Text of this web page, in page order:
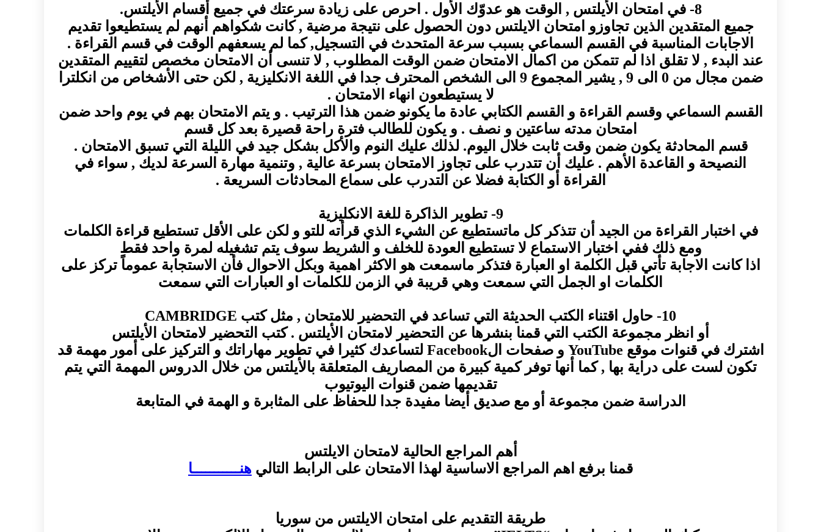
8- في امتحان الأيلتس , الوقت هو عدوّك الأول . احرص على زيادة سرعتك في جميع أقسام الأيلتس.
جميع المتقدين الذين تجاوزو امتحان الايلتس دون الحصول على نتيجة مرضية , كانت شكواهم أنهم لم يستطيعوا تقديم
الاجابات المناسبة في القسم السماعي بسبب سرعة المتحدث في التسجيل, كما لم يسعفهم الوقت في قسم القراءة .
عند البدء , لا تقلق اذا لم تتمكن من اكمال الامتحان ضمن الوقت المطلوب , لا تنسى أن الامتحان مخصص لتقييم المتقدين
ضمن مجال من 0 الى 9 , يشير المجموع 9 الى الشخص المحترف جدا في اللغة الانكليزية , لكن حتى الأشخاص من انكلترا
لا يستيطعون انهاء الامتحان .
القسم السماعي وقسم القراءة و القسم الكتابي عادة ما يكونو ضمن هذا الترتيب . و يتم الامتحان بهم في يوم واحد ضمن
امتحان مدته ساعتين و نصف . و يكون للطالب فترة راحة قصيرة بعد كل قسم
قسم المحادثة يكون ضمن وقت ثابت خلال اليوم. لذلك عليك النوم والأكل بشكل جيد في الليلة التي تسبق الامتحان .
النصيحة و القاعدة الأهم . عليك أن تتدرب على تجاوز الامتحان بسرعة عالية , وتنمية مهارة السرعة لديك , سواء في
القراءة أو الكتابة فضلا عن التدرب على سماع المحادثات السريعة .
9- تطوير الذاكرة للغة الانكليزية
في اختبار القراءة من الجيد أن تتذكر كل ماتستطيع عن الشيء الذي قرأته للتو و لكن على الأقل تستطيع قراءة الكلمات
ومع ذلك ففي اختبار الاستماع لا تستطيع العودة للخلف و الشريط سوف يتم تشغيله لمرة واحد فقط
اذا كانت الاجابة تأتي قبل الكلمة او العبارة فتذكر ماسمعت هو الاكثر اهمية وبكل الاحوال فأن الاستجابة عموماً تركز على
الكلمات او الجمل التي سمعت وهي قريبة في الزمن للكلمات او العبارات التي سمعت
10- حاول اقتناء الكتب الحديثة التي تساعد في التحضير للامتحان , مثل كتب CAMBRIDGE
أو انظر مجموعة الكتب التي قمنا بنشرها عن التحضير لامتحان الأيلتس . كتب التحضير لامتحان الأيلتس
اشترك في قنوات موقع YouTube و صفحات الFacebook لتساعدك كثيرا في تطوير مهاراتك و التركيز على أمور مهمة قد
تكون لست على دراية بها , كما أنها توفر كمية كبيرة من المصاريف المتعلقة بالأيلتس من خلال الدروس المهمة التي يتم
تقديمها ضمن قنوات اليوتيوب
الدراسة ضمن مجموعة أو مع صديق أيضا مفيدة جدا للحفاظ على المثابرة و الهمة في المتابعة
أهم المراجع الحالية لامتحان الايلتس
قمنا برفع اهم المراجع الاساسية لهذا الامتحان على الرابط التالي هنـــــــــــا
طريقة التقديم على امتحان الايلتس من سوريا